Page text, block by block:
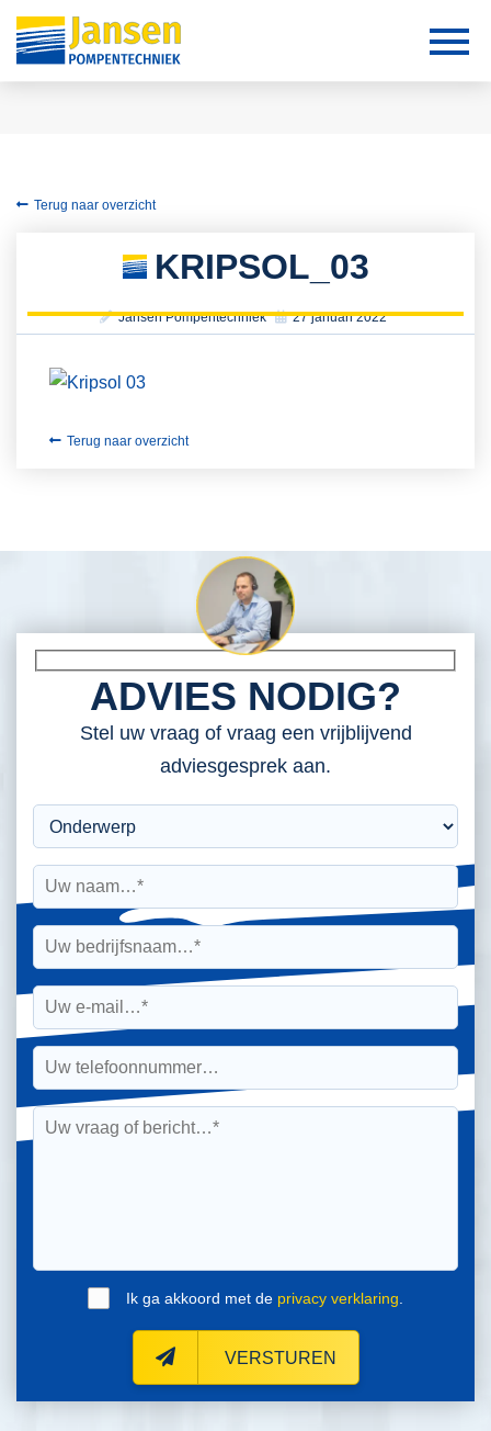
Terug naar overzicht
KRIPSOL_03
Jansen Pompentechniek 27 januari 2022
Terug naar overzicht
ADVIES NODIG?
Stel uw vraag of vraag een vrijblijvend
adviesgesprek aan.
Ik ga akkoord met de privacy verklaring
VERSTUREN